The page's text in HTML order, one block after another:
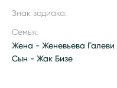
Знак зодиака:
Семья:
Жена - Женевьева Галеви
Сын - Жак Бизе